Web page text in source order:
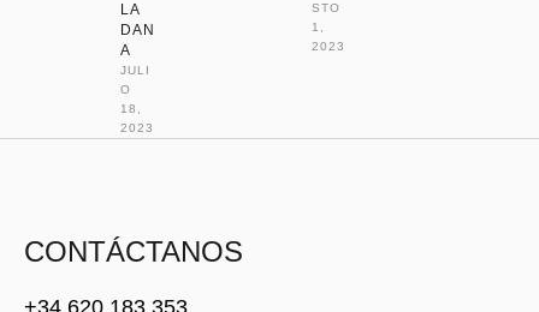
LA
DAN
A
JULI
O
18,
2023
STO
1,
2023
CONTÁCTANOS